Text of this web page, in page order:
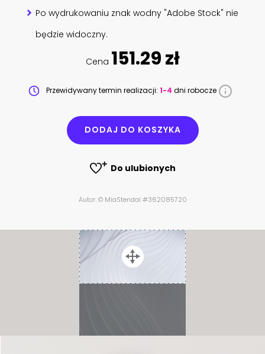
Po wydrukowaniu znak wodny "Adobe Stock" nie
będzie widoczny.
Cena 151.29 zł
Przewidywany termin realizacji: 1-4 dni robocze
DODAJ DO KOSZYKA
Do ulubionych
Autor: © MiaStendal #362085720